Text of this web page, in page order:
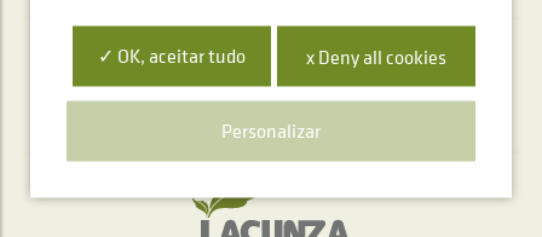
Serviço de atendimento telefónico
+34 948 563 511
✓ OK, aceitar tudo x Deny all cookies
Personalizar